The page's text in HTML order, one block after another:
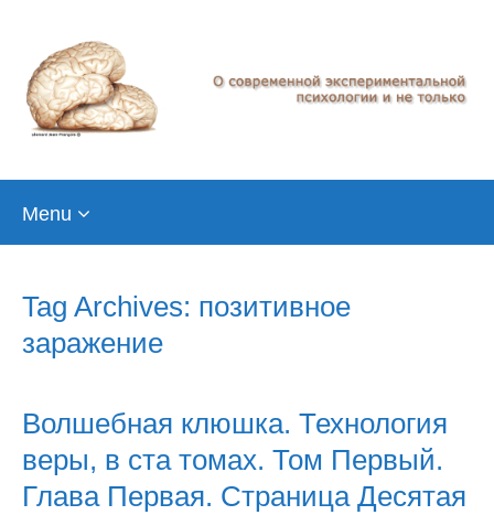
Menu
Tag Archives: позитивное
заражение
Волшебная клюшка. Технология
веры, в ста томах. Том Первый.
Глава Первая. Страница Десятая